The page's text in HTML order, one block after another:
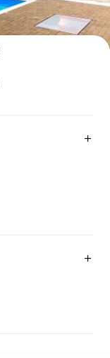
Auf der Karte anzeigen